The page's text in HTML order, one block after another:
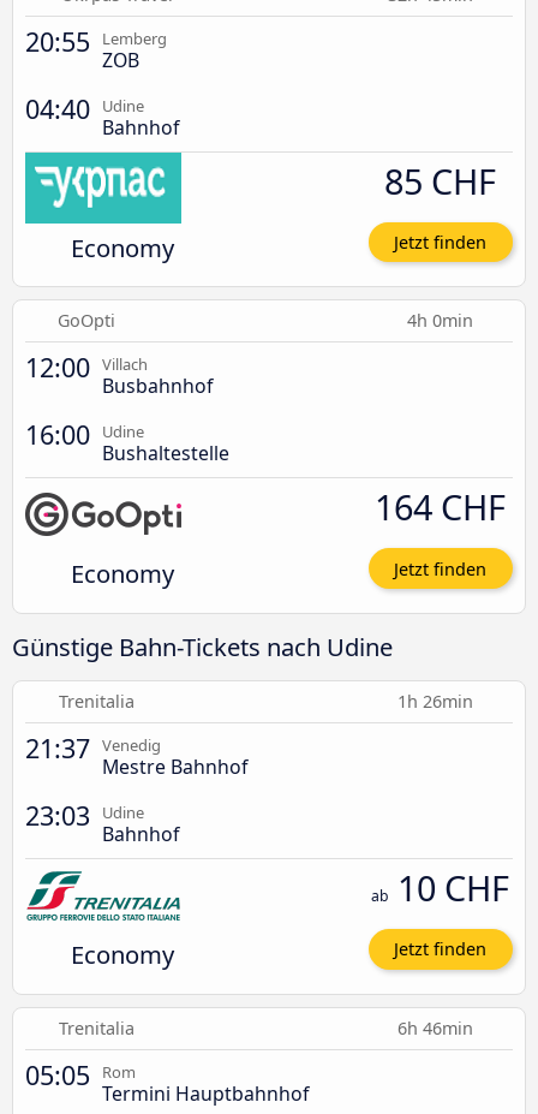
20:55 Lemberg
ZOB
04:40 Udine
Bahnhof
Economy
85 CHF
Jetzt finden
GoOpti 4h 0min
12:00 Villach
Busbahnhof
16:00 Udine
Bushaltestelle
Economy
164 CHF
Jetzt finden
Günstige Bahn-Tickets nach Udine
Trenitalia 1h 26min
21:37 Venedig
Mestre Bahnhof
23:03 Udine
Bahnhof
Economy
ab 10 CHF
Jetzt finden
Trenitalia 6h 46min
05:05 Rom
Termini Hauptbahnhof